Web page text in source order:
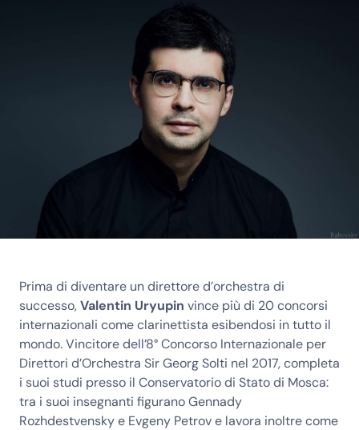
Prima di diventare un direttore d’orchestra di
successo,Valentin Uryupin vince più di 20 concorsi
internazionali come clarinettista esibendosi in tutto il
mondo. Vincitore dell’8° Concorso Internazionale per
Direttori d’Orchestra Sir Georg Solti nel 2017, completa
i suoi studi presso il Conservatorio di Stato di Mosca:
tra i suoi insegnanti figurano Gennady
Rozhdestvensky e Evgeny Petrov e lavora inoltre come